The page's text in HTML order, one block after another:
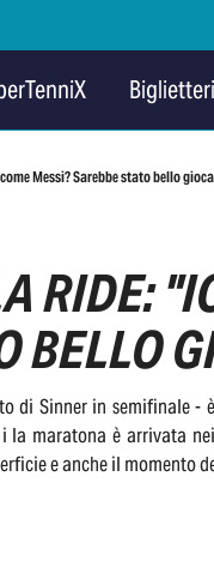
Messi? Sarebbe stato bello
RIDE:
BELLO
di Sinner in semifinale
la maratona è arrivata
e anche il momento